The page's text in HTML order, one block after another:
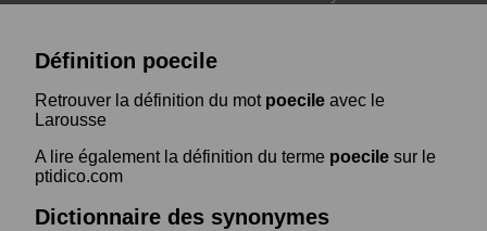
Définition poecile
Retrouver la définition du mot poecile avec le
Larousse
A lire également la définition du terme poecile sur le
ptidico.com
Dictionnaire des synonymes